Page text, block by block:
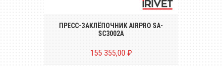
заклёпок диаметром до Ø 4.8
ПРЕСС-ЗАКЛЁПОЧНИК AIRPRO SA-
SC3002A
155 355,00 ₽